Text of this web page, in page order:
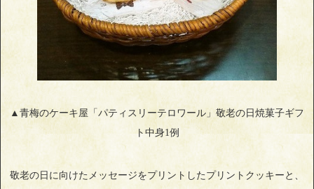
▲青梅のケーキ屋「パティスリーテロワール」敬老の日焼菓子ギフ
ト中身1例
敬老の日に向けたメッセージをプリントしたプリントクッキーと、